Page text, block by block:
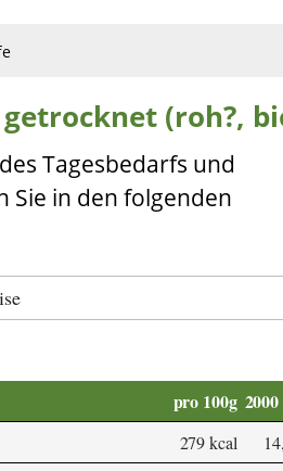
(roh?,
Tagesbedarfs und
Sie in den folgenden
pro 100g
279 kcal